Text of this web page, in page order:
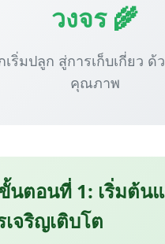
วงจร 🌾
เริ่มปลูก สู่การเก็บเกี่ยว ด้
คุณภาพ
นตอนที่ 1: เริ่มต้นแ
เจริญเติบโต